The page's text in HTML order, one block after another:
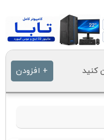
کنید + افزودن